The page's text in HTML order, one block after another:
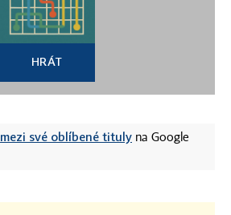
HRÁT
mezi své oblíbené tituly na Google